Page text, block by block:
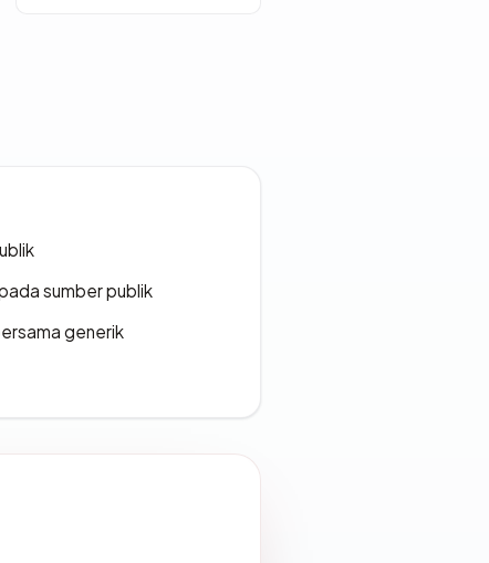
sumber publik
generik